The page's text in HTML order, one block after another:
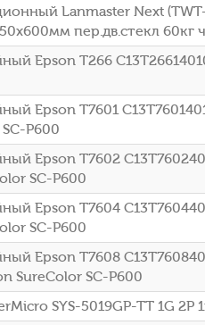
Lanmaster Next
пер.дв.стекл 60кг
Epson T266
Epson T7601
P600
Epson T7602
SC-P600
Epson T7604
SC-P600
Epson T7608
SureColor SC-P600
SYS-5019GP-TT 1G 2P